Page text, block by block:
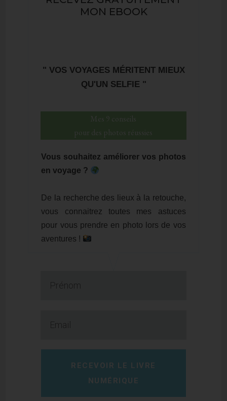
MON EBOOK
" VOS VOYAGES MÉRITENT MIEUX
QU'UN SELFIE "
Mes 9 conseils
pour des photos réussies
Vous souhaitez améliorer vos photos
en voyage ?
De la recherche des lieux à la retouche,
vous connaitrez toutes mes astuces
pour vous prendre en photo lors de vos
aventures !
RECEVOIR LE LIVRE
NUMÉRIQUE